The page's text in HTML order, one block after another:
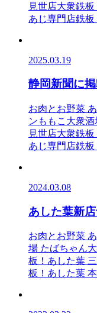
見世店大衆鉄
あじ専門店鉄板
2025.03.19
静岡新聞に
お肉とお野菜
ンももこ 大衆酒
見世店大衆鉄
あじ専門店鉄板
2024.03.08
あした葉新
お肉とお野菜
場 たばちゃん
板！あした葉
板！あした葉